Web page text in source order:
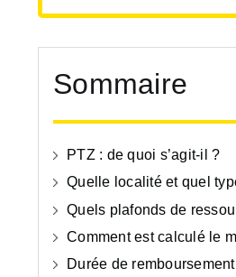
Sommaire
PTZ : de quoi s’agit-il ?
Quelle localité et quel
Quels plafonds de
Comment est calculé le
Durée de